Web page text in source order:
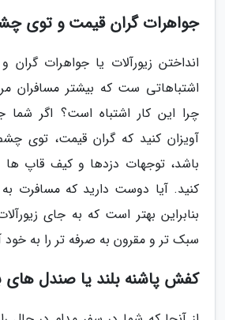
جواهرات گران قیمت و توی
انداختن زیورآلات یا جواهرات
اشتباهاتی ست که بیشتر مسافران
چرا این کار اشتباه است؟ اگر شما
آویزان کنید که گران قیمت، توی
باشد، توجهات دزدها و کیف قاپ
کنید. آیا دوست دارید که مسافرت
بنابراین بهتر است که به جای
سبک تر و مقرون به صرفه تر را به خود
کفش پاشنه بلند یا صندل های